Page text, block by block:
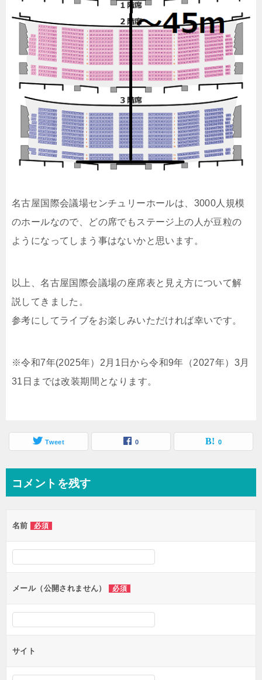
名古屋国際会議場センチュリーホールは、3000人規模
のホールなので、どの席でもステージ上の人が豆粒の
ようになってしまう事はないかと思います。
以上、名古屋国際会議場の座席表と見え方について解
説してきました。
参考にしてライブをお楽しみいただければ幸いです。
※令和7年(2025年）2月1日から令和9年（2027年）3月
31日までは改装期間となります。
Tweet 0 0
コメントを残す
名前 必須
メール（公開されません） 必須
サイト